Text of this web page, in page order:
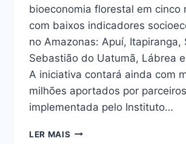
bioeconomia florestal em cinco
com baixos indicadores
no Amazonas: Apuí, Itapiranga,
Sebastião do Uatumã, Lábrea
A iniciativa contará ainda com
milhões aportados por
implementada pelo Instituto…
LER MAIS